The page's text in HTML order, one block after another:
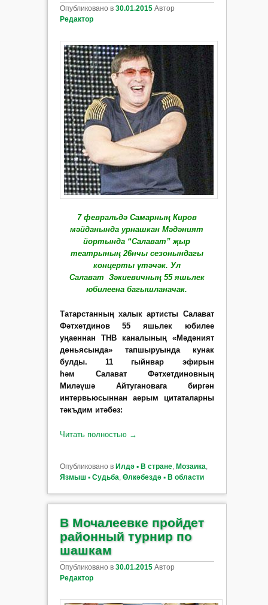
Опубликовано в 30.01.2015 Автор
Редактор
7 февральдә Самарның Киров
мәйданында урнашкан Мәдәният
йортында “Салават” җыр
театрының 26нчы сезонындагы
концерты үтәчәк. Ул
Салават Зәкиевичның 55 яшьлек
юбилеена багышланачак.
Татарстанның халык артисты Салават
Фәтхетдинов 55 яшьлек юбилее
уңаеннан ТНВ каналының «Мәдәният
дөньясында» тапшыруында кунак
булды. 11 гыйнвар эфирын
һәм Салават Фәтхетдиновның
Миләүшә Айтугановага биргән
интервьюсыннан аерым цитаталарны
тәкъдим итәбез:
Читать полностью →
Опубликовано в Илдә ▪ В стране, Мозаика,
Язмыш ▪ Судьба, Өлкәбездә ▪ В области
В Мочалеевке пройдет
районный турнир по
шашкам
Опубликовано в 30.01.2015 Автор
Редактор